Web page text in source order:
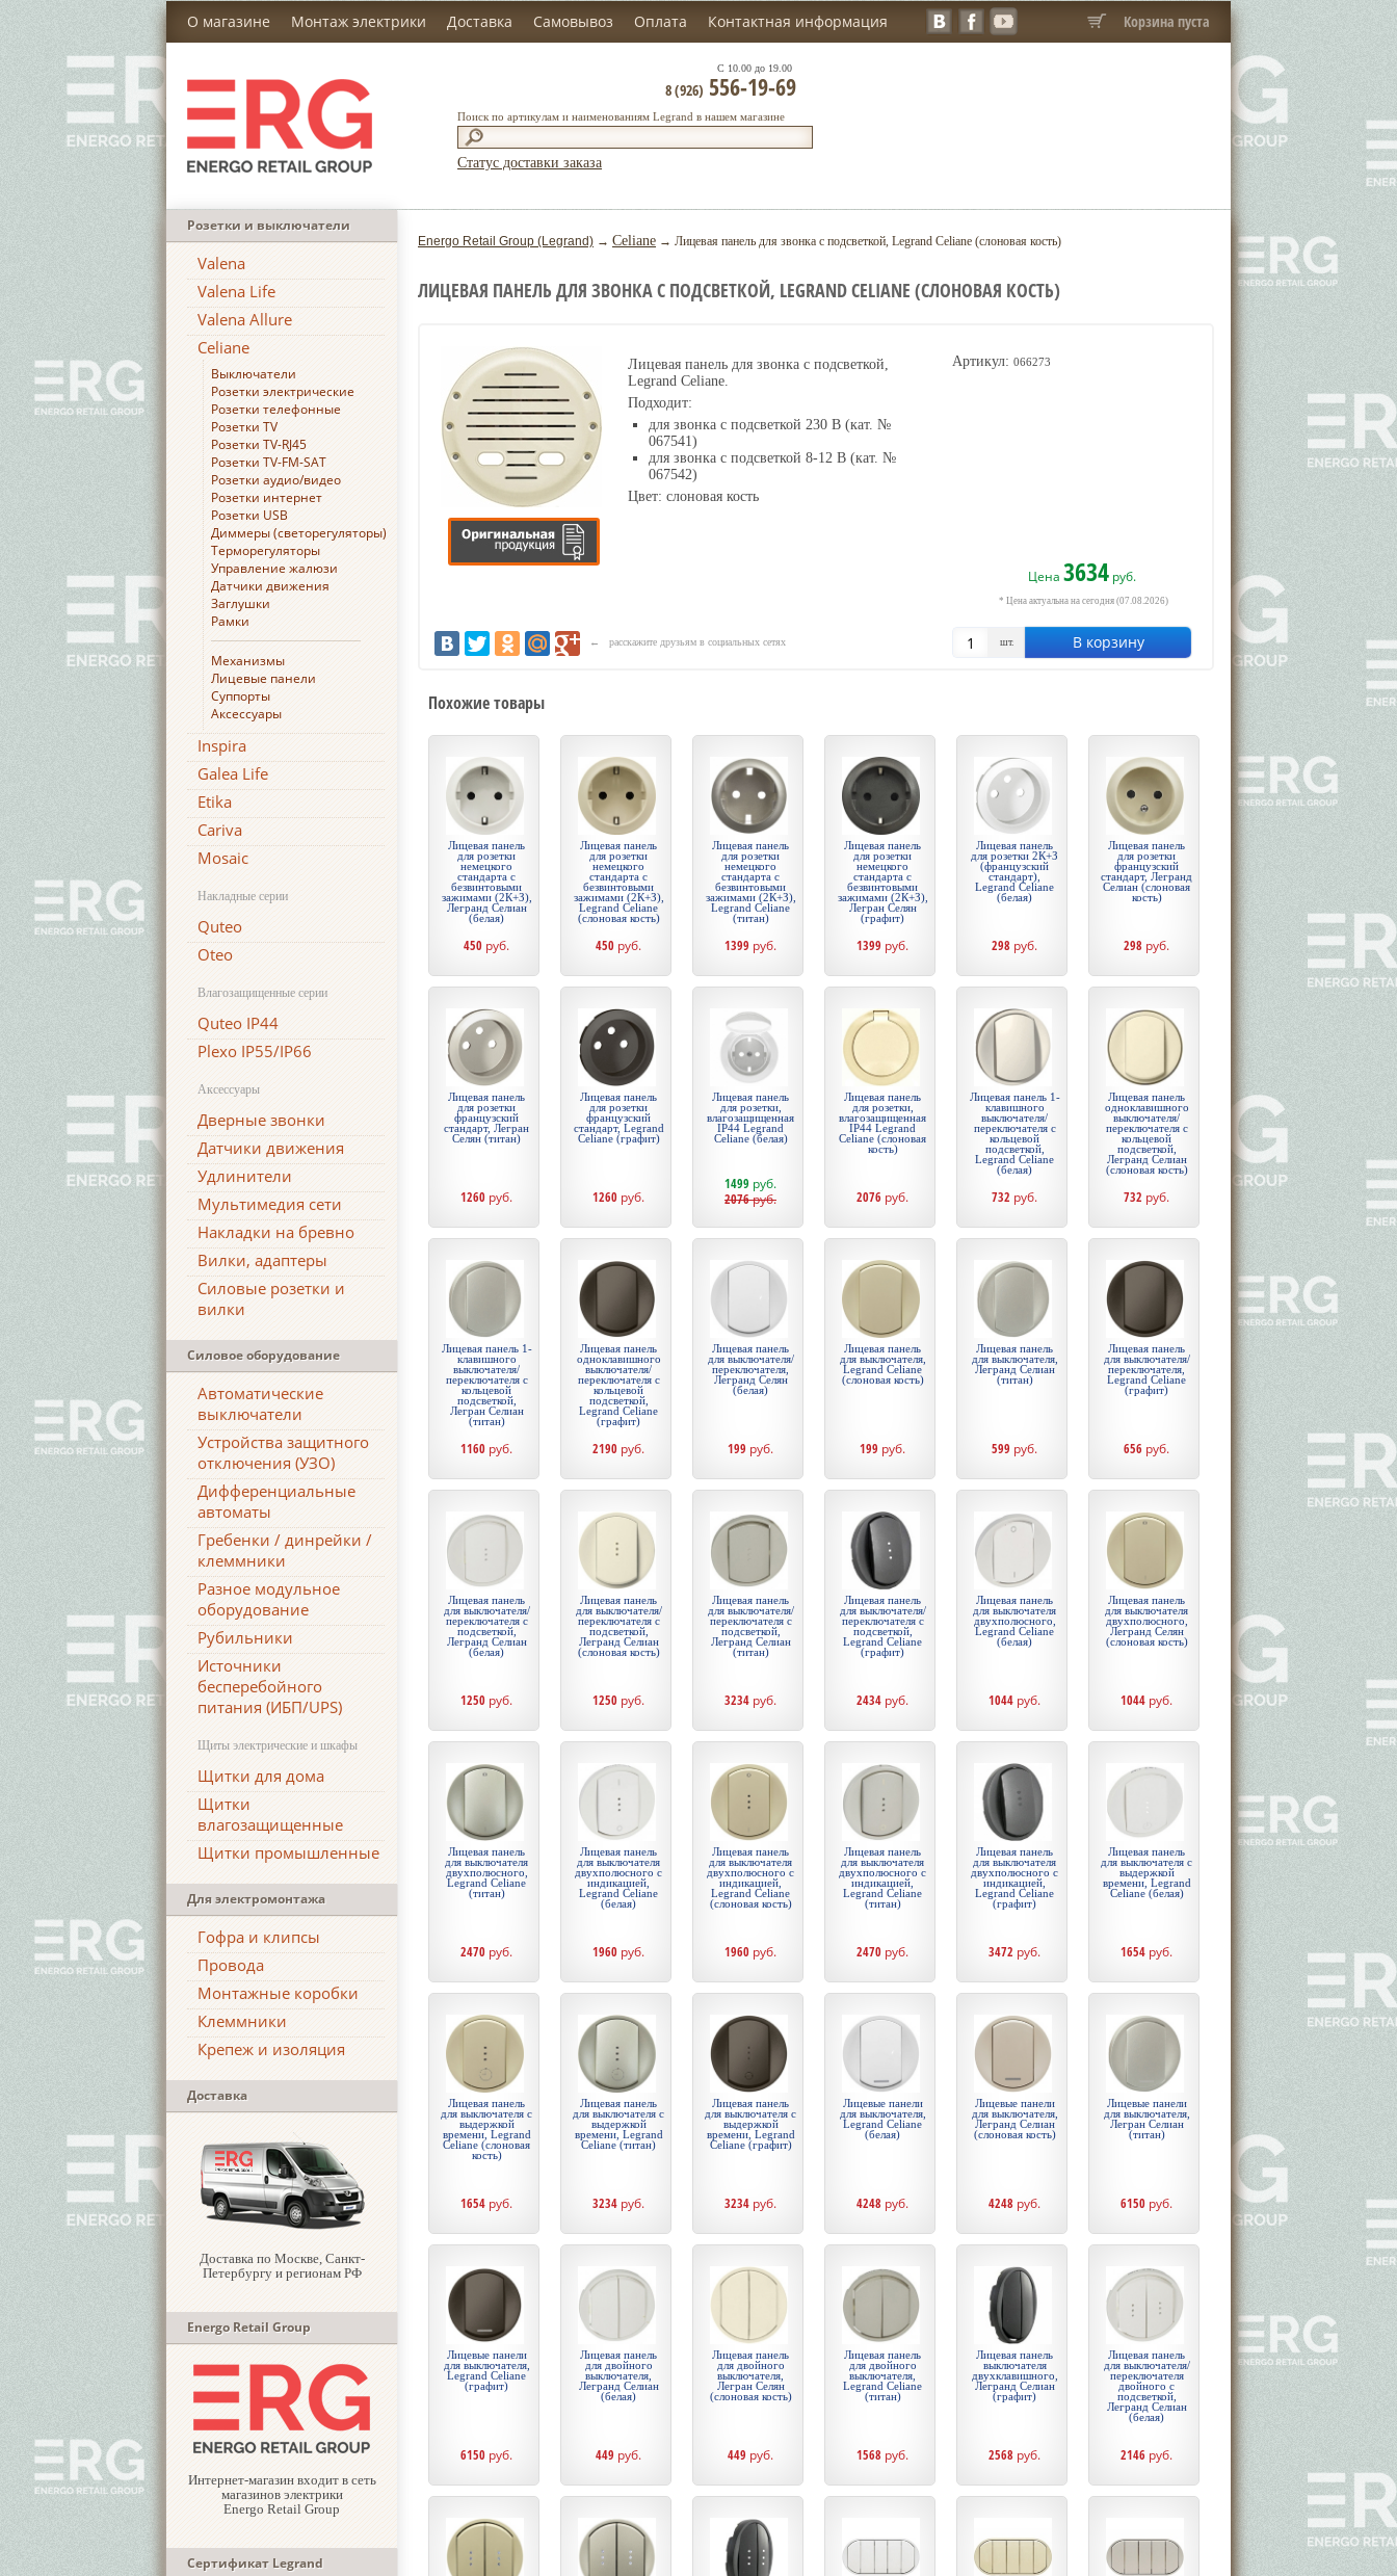
О магазине Монтаж электрики Доставка Самовывоз Оплата Контактная информация Корзина пуста
Поиск по артикулам и наименованиям Legrand в нашем магазине
С 10.00 до 19.00
8 (926) 556-19-69
Статус доставки заказа
Розетки и выключатели
Valena
Valena Life
Valena Allure
Celiane
Выключатели
Розетки электрические
Розетки телефонные
Розетки TV
Розетки TV-RJ45
Розетки TV-FM-SAT
Розетки аудио/видео
Розетки интернет
Розетки USB
Диммеры (светорегуляторы)
Терморегуляторы
Управление жалюзи
Датчики движения
Заглушки
Рамки
Механизмы
Лицевые панели
Суппорты
Аксессуары
Inspira
Galea Life
Etika
Cariva
Mosaic
Накладные серии
Quteo
Oteo
Влагозащищенные серии
Quteo IP44
Plexo IP55/IP66
Аксессуары
Дверные звонки
Датчики движения
Удлинители
Мультимедия сети
Накладки на бревно
Вилки, адаптеры
Силовые розетки и
вилки
Силовое оборудование
Автоматические
выключатели
Устройства защитного
отключения (УЗО)
Дифференциальные
автоматы
Гребенки / динрейки /
клеммники
Разное модульное
оборудование
Рубильники
Источники
бесперебойного
питания (ИБП/UPS)
Щиты электрические и шкафы
Щитки для дома
Щитки
влагозащищенные
Щитки промышленные
Для электромонтажа
Гофра и клипсы
Провода
Монтажные коробки
Клеммники
Крепеж и изоляция
Доставка
Доставка по Москве, Санкт-
Петербургу и регионам РФ
Energo Retail Group
Интернет-магазин входит в сеть
магазинов электрики
Energo Retail Group
Сертификат Legrand
Energo Retail Group (Legrand) → Celiane → Лицевая панель для звонка с подсветкой, Legrand Celiane (слоновая кость)
ЛИЦЕВАЯ ПАНЕЛЬ ДЛЯ ЗВОНКА С ПОДСВЕТКОЙ, LEGRAND CELIANE (СЛОНОВАЯ КОСТЬ)
Артикул: 066273
Цена 3634 руб.
* Цена актуальна на сегодня (07.08.2026)
шт. В корзину
Лицевая панель для звонка с подсветкой,
Legrand Celiane.
Подходит:
для звонка с подсветкой 230 В (кат. №
067541)
для звонка с подсветкой 8-12 В (кат. №
067542)
Цвет: слоновая кость
← расскажите друзьям в социальных сетях
Похожие товары
Лицевая панель
для розетки
немецкого
стандарта с
безвинтовыми
зажимами (2К+З),
Легранд Селиан
(белая)
450 руб.
Лицевая панель
для розетки
немецкого
стандарта с
безвинтовыми
зажимами (2К+З),
Legrand Celiane
(слоновая кость)
450 руб.
Лицевая панель
для розетки
немецкого
стандарта с
безвинтовыми
зажимами (2К+З),
Legrand Celiane
(титан)
1399 руб.
Лицевая панель
для розетки
немецкого
стандарта с
безвинтовыми
зажимами (2К+З),
Легран Селян
(графит)
1399 руб.
Лицевая панель
для розетки 2К+З
(французский
стандарт),
Legrand Celiane
(белая)
298 руб.
Лицевая панель
для розетки
французский
стандарт, Легранд
Селиан (слоновая
кость)
298 руб.
Лицевая панель
для розетки
французский
стандарт, Легран
Селян (титан)
1260 руб.
Лицевая панель
для розетки
французский
стандарт, Legrand
Celiane (графит)
1260 руб.
Лицевая панель
для розетки,
влагозащищенная
IP44 Legrand
Celiane (белая)
1499 руб.
2076руб.
Лицевая панель
для розетки,
влагозащищенная
IP44 Legrand
Celiane (слоновая
кость)
2076 руб.
Лицевая панель 1-
клавишного
выключателя/
переключателя с
кольцевой
подсветкой,
Legrand Celiane
(белая)
732 руб.
Лицевая панель
одноклавишного
выключателя/
переключателя с
кольцевой
подсветкой,
Легранд Селиан
(слоновая кость)
732 руб.
Лицевая панель 1-
клавишного
выключателя/
переключателя с
кольцевой
подсветкой,
Легран Селиан
(титан)
1160 руб.
Лицевая панель
одноклавишного
выключателя/
переключателя с
кольцевой
подсветкой,
Legrand Celiane
(графит)
2190 руб.
Лицевая панель
для выключателя/
переключателя,
Легранд Селян
(белая)
199 руб.
Лицевая панель
для выключателя,
Legrand Celiane
(слоновая кость)
199 руб.
Лицевая панель
для выключателя,
Легранд Селиан
(титан)
599 руб.
Лицевая панель
для выключателя/
переключателя,
Legrand Celiane
(графит)
656 руб.
Лицевая панель
для выключателя/
переключателя с
подсветкой,
Легранд Селиан
(белая)
1250 руб.
Лицевая панель
для выключателя/
переключателя с
подсветкой,
Легранд Селиан
(слоновая кость)
1250 руб.
Лицевая панель
для выключателя/
переключателя с
подсветкой,
Легранд Селиан
(титан)
3234 руб.
Лицевая панель
для выключателя/
переключателя с
подсветкой,
Legrand Celiane
(графит)
2434 руб.
Лицевая панель
для выключателя
двухполюсного,
Legrand Celiane
(белая)
1044 руб.
Лицевая панель
для выключателя
двухполюсного,
Легранд Селян
(слоновая кость)
1044 руб.
Лицевая панель
для выключателя
двухполюсного,
Legrand Celiane
(титан)
2470 руб.
Лицевая панель
для выключателя
двухполюсного с
индикацией,
Legrand Celiane
(белая)
1960 руб.
Лицевая панель
для выключателя
двухполюсного с
индикацией,
Legrand Celiane
(слоновая кость)
1960 руб.
Лицевая панель
для выключателя
двухполюсного с
индикацией,
Legrand Celiane
(титан)
2470 руб.
Лицевая панель
для выключателя
двухполюсного с
индикацией,
Legrand Celiane
(графит)
3472 руб.
Лицевая панель
для выключателя с
выдержкой
времени, Legrand
Celiane (белая)
1654 руб.
Лицевая панель
для выключателя с
выдержкой
времени, Legrand
Celiane (слоновая
кость)
1654 руб.
Лицевая панель
для выключателя с
выдержкой
времени, Legrand
Celiane (титан)
3234 руб.
Лицевая панель
для выключателя с
выдержкой
времени, Legrand
Celiane (графит)
3234 руб.
Лицевые панели
для выключателя,
Legrand Celiane
(белая)
4248 руб.
Лицевые панели
для выключателя,
Легранд Селиан
(слоновая кость)
4248 руб.
Лицевые панели
для выключателя,
Легран Селиан
(титан)
6150 руб.
Лицевые панели
для выключателя,
Legrand Celiane
(графит)
6150 руб.
Лицевая панель
для двойного
выключателя,
Легранд Селиан
(белая)
449 руб.
Лицевая панель
для двойного
выключателя,
Легран Селян
(слоновая кость)
449 руб.
Лицевая панель
для двойного
выключателя,
Legrand Celiane
(титан)
1568 руб.
Лицевая панель
выключателя
двухклавишного,
Легранд Селиан
(графит)
2568 руб.
Лицевая панель
для выключателя/
переключателя
двойного с
подсветкой,
Легранд Селиан
(белая)
2146 руб.